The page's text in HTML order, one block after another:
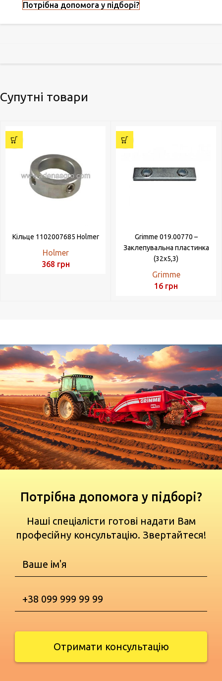
Потрібна допомога у підборі?
Супутні товари
Кільце 1102007685 Holmer
Holmer
368 грн
Grimme 019.00770 –
Заклепувальна пластинка
(32х5,3)
Grimme
16 грн
Потрібна допомога у підборі?
Наші спеціалісти готові надати Вам
професійну консультацію. Звертайтеся!
Отримати консультацію